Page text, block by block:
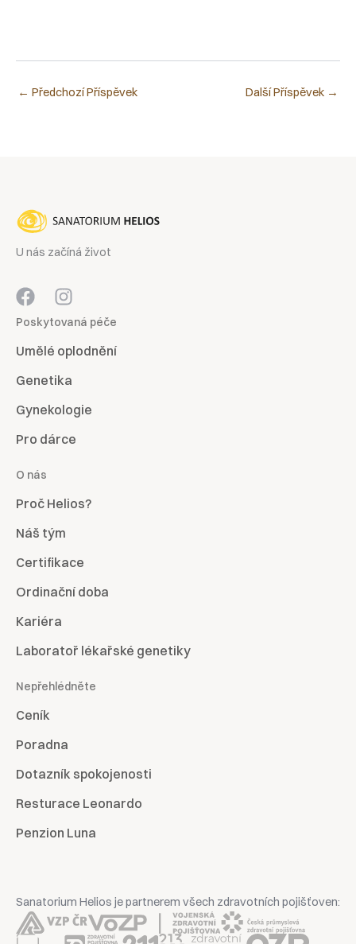
← Předchozí Příspěvek Další Příspěvek →
U nás začíná život
Poskytovaná péče
Umělé oplodnění
Genetika
Gynekologie
Pro dárce
O nás
Proč Helios?
Náš tým
Certifikace
Ordinační doba
Kariéra
Laboratoř lékařské genetiky
Nepřehlédněte
Ceník
Poradna
Dotazník spokojenosti
Resturace Leonardo
Penzion Luna
Sanatorium Helios je partnerem všech zdravotních pojišťoven: